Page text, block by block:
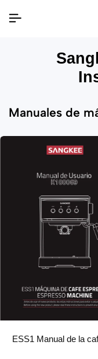
Manuales de
ESS1 Manual de la